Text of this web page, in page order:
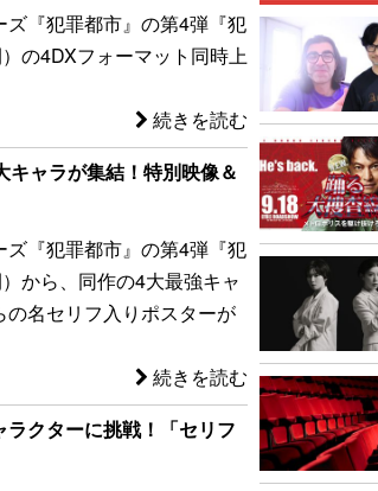
『犯罪都市』の第4弾『犯
の4DXフォーマット同時上
続きを読む
ャラが集結！特別映像＆
『犯罪都市』の第4弾『犯
から、同作の4大最強キャ
名セリフ入りポスターが
続きを読む
クターに挑戦！「セリフ